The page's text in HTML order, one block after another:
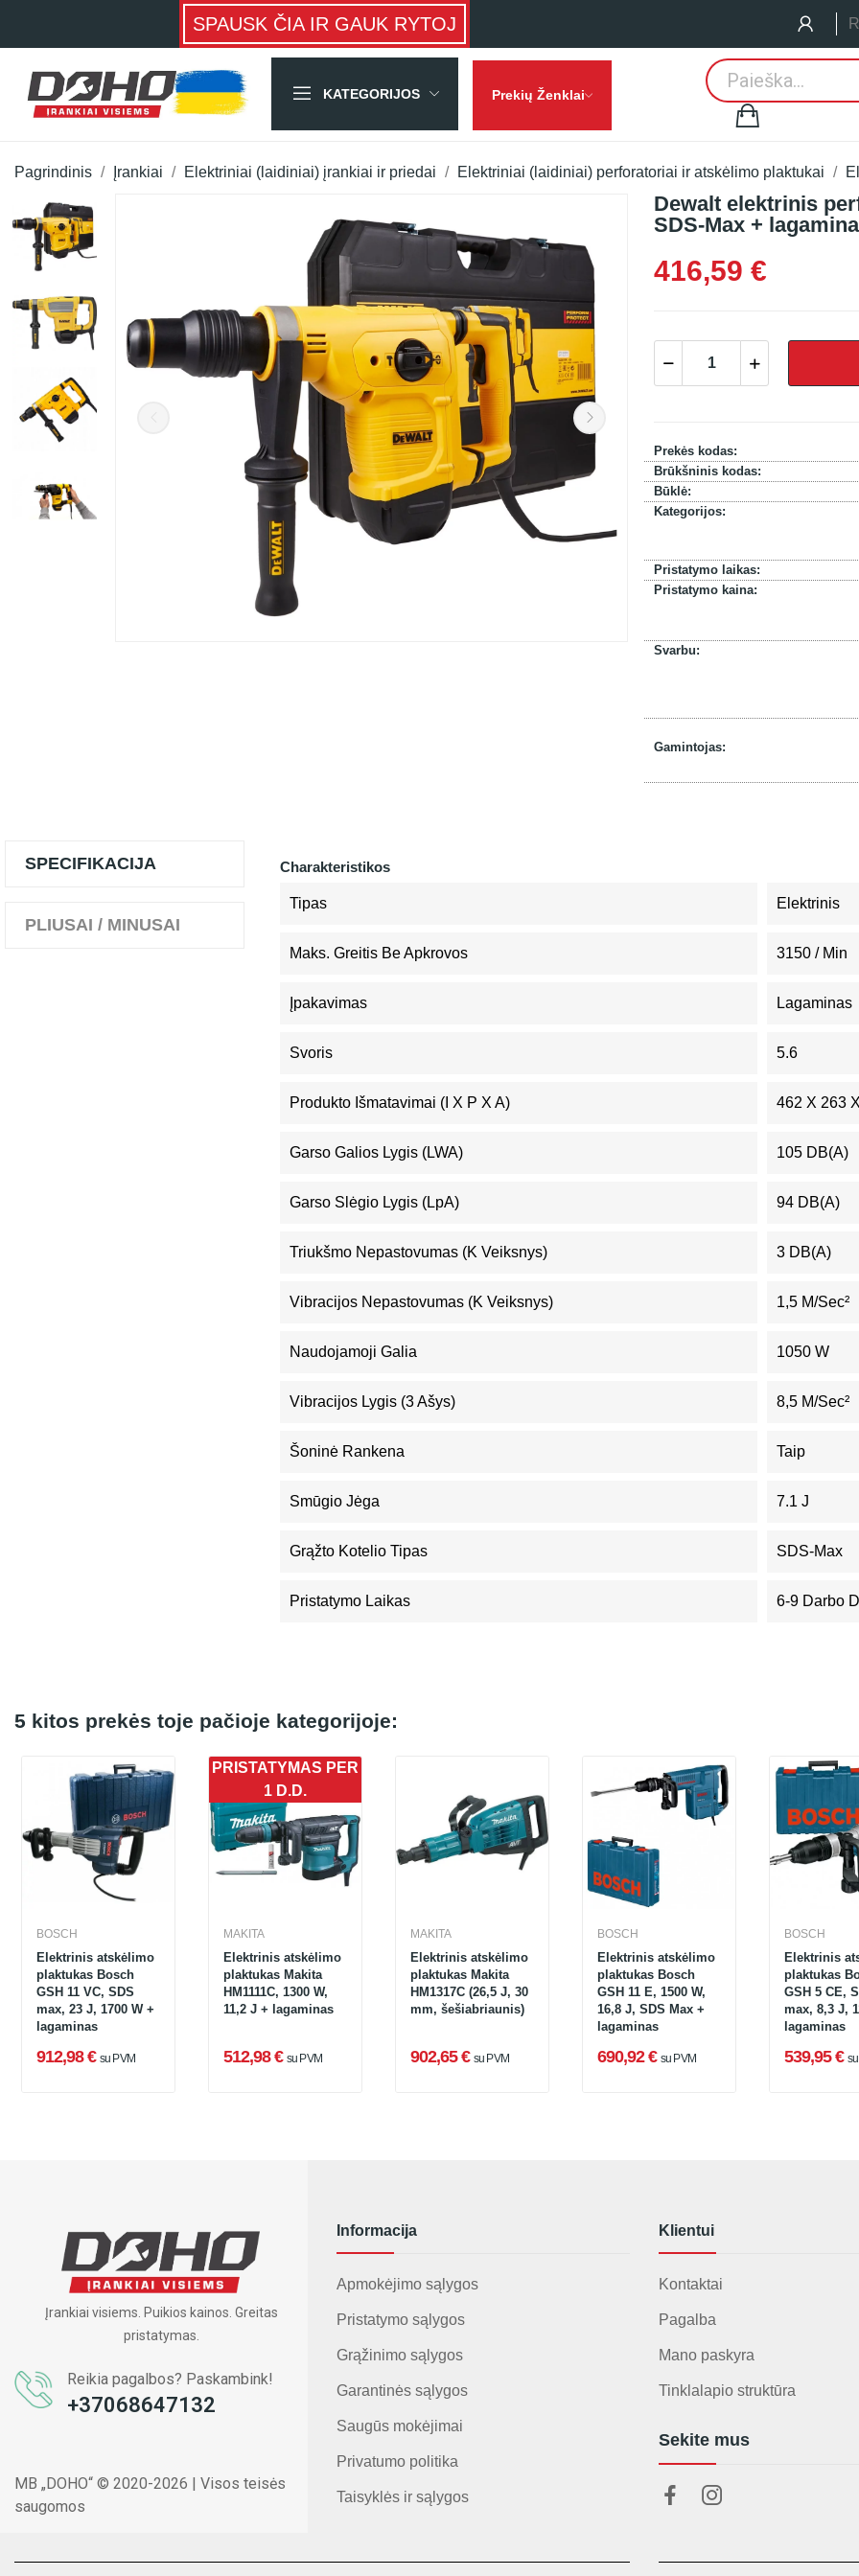
SPAUSK ČIA IR GAUK RYTOJ
KATEGORIJOS Prekių Ženklai
Pagrindinis Įrankiai Elektriniai (laidiniai) įrankiai ir priedai Elektriniai (laidiniai) perforatoriai ir atskėlimo plaktukai
Dewalt elektrinis
SDS-Max +
416,59 €
Prekės kodas:
Brūkšninis kodas:
Būklė:
Kategorijos:
Pristatymo laikas:
Pristatymo kaina:
Svarbu:
Gamintojas:
SPECIFIKACIJA
PLIUSAI / MINUSAI
Charakteristikos
Tipas Elektrinis
Maks. Greitis Be Apkrovos 3150 / Min
Įpakavimas Lagaminas
Svoris 5.6
Produkto Išmatavimai (I X P X A) 462 X 263
Garso Galios Lygis (LWA) 105 DB(A)
Garso Slėgio Lygis (LpA) 94 DB(A)
Triukšmo Nepastovumas (K Veiksnys) 3 DB(A)
Vibracijos Nepastovumas (K Veiksnys) 1,5 M/sec²
Naudojamoji Galia 1050 W
Vibracijos Lygis (3 Ašys) 8,5 M/sec²
Šoninė Rankena Taip
Smūgio Jėga 7.1 J
Grąžto Kotelio Tipas SDS-Max
Pristatymo Laikas 6-9 Darbo
5 kitos prekės toje pačioje kategorijoje:
BOSCH
Elektrinis atskėlimo
plaktukas Bosch
GSH 11 VC, SDS
max, 23 J, 1700 W +
lagaminas
912,98 € su PVM
PRISTATYMAS PER
1 D.D.
MAKITA
Elektrinis atskėlimo
plaktukas Makita
HM1111C, 1300 W,
11,2 J + lagaminas
512,98 € su PVM
MAKITA
Elektrinis atskėlimo
plaktukas Makita
HM1317C (26,5 J, 30
mm, šešiabriaunis)
902,65 € su PVM
BOSCH
Elektrinis atskėlimo
plaktukas Bosch
GSH 11 E, 1500 W,
16,8 J, SDS Max +
lagaminas
690,92 € su PVM
BOSCH
Elektrinis
plaktukas
GSH 5 CE,
max, 8,3 J,
lagaminas
539,95 €
Įrankiai visiems. Puikios kainos. Greitas
pristatymas.
Reikia pagalbos? Paskambink!
+37068647132
MB „DOHO“ © 2020-2026 | Visos teisės
saugomos
Informacija
Apmokėjimo sąlygos
Pristatymo sąlygos
Grąžinimo sąlygos
Garantinės sąlygos
Saugūs mokėjimai
Privatumo politika
Taisyklės ir sąlygos
Klientui
Kontaktai
Pagalba
Mano paskyra
Tinklalapio struktūra
Sekite mus